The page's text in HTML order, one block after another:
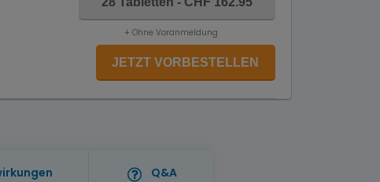
+ Ohne Voranmeldung
JETZT VORBESTELLEN
Q&A